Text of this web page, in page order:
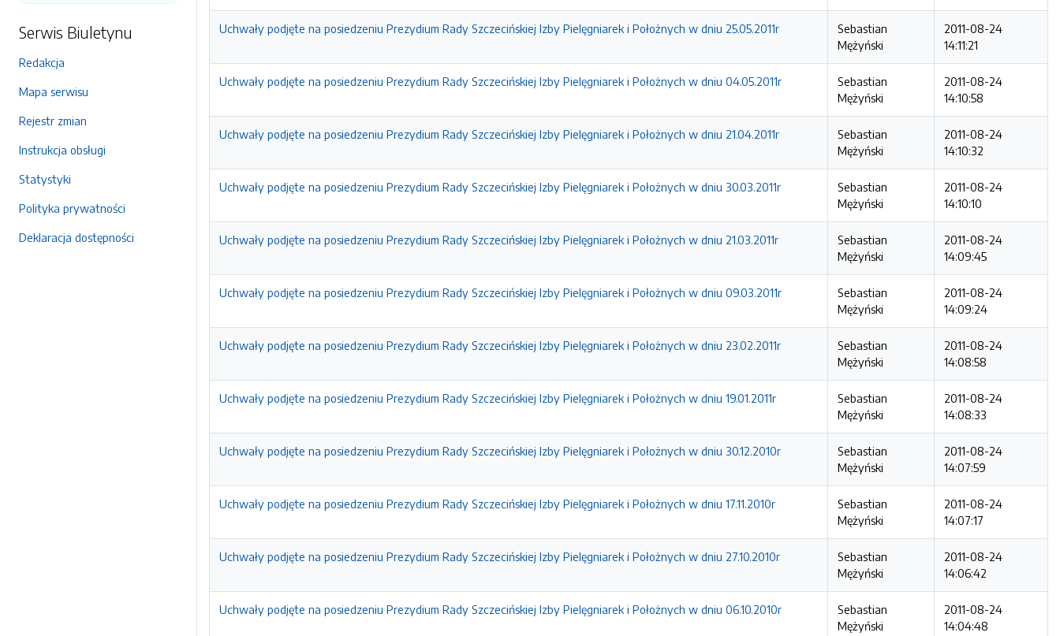
Serwis Biuletynu
Redakcja
Mapa serwisu
Rejestr zmian
Instrukcja obsługi
Statystyki
Polityka prywatności
Deklaracja dostępności
Uchwały podjęte na posiedzeniu Prezydium Rady Szczecińskiej Izby Pielęgniarek i Położnych w dniu 25.05.2011r
Sebastian
Mężyński
2011-08-24
14:11:21
Uchwały podjęte na posiedzeniu Prezydium Rady Szczecińskiej Izby Pielęgniarek i Położnych w dniu 04.05.2011r
Sebastian
Mężyński
2011-08-24
14:10:58
Uchwały podjęte na posiedzeniu Prezydium Rady Szczecińskiej Izby Pielęgniarek i Położnych w dniu 21.04.2011r
Sebastian
Mężyński
2011-08-24
14:10:32
Uchwały podjęte na posiedzeniu Prezydium Rady Szczecińskiej Izby Pielęgniarek i Położnych w dniu 30.03.2011r
Sebastian
Mężyński
2011-08-24
14:10:10
Uchwały podjęte na posiedzeniu Prezydium Rady Szczecińskiej Izby Pielęgniarek i Położnych w dniu 21.03.2011r
Sebastian
Mężyński
2011-08-24
14:09:45
Uchwały podjęte na posiedzeniu Prezydium Rady Szczecińskiej Izby Pielęgniarek i Położnych w dniu 09.03.2011r
Sebastian
Mężyński
2011-08-24
14:09:24
Uchwały podjęte na posiedzeniu Prezydium Rady Szczecińskiej Izby Pielęgniarek i Położnych w dniu 23.02.2011r
Sebastian
Mężyński
2011-08-24
14:08:58
Uchwały podjęte na posiedzeniu Prezydium Rady Szczecińskiej Izby Pielęgniarek i Położnych w dniu 19.01.2011r
Sebastian
Mężyński
2011-08-24
14:08:33
Uchwały podjęte na posiedzeniu Prezydium Rady Szczecińskiej Izby Pielęgniarek i Położnych w dniu 30.12.2010r
Sebastian
Mężyński
2011-08-24
14:07:59
Uchwały podjęte na posiedzeniu Prezydium Rady Szczecińskiej Izby Pielęgniarek i Położnych w dniu 17.11.2010r
Sebastian
Mężyński
2011-08-24
14:07:17
Uchwały podjęte na posiedzeniu Prezydium Rady Szczecińskiej Izby Pielęgniarek i Położnych w dniu 27.10.2010r
Sebastian
Mężyński
2011-08-24
14:06:42
Uchwały podjęte na posiedzeniu Prezydium Rady Szczecińskiej Izby Pielęgniarek i Położnych w dniu 06.10.2010r
Sebastian
Mężyński
2011-08-24
14:04:48